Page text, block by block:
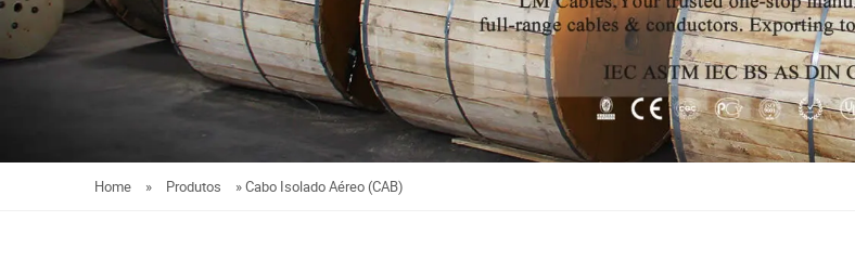
Home » Produtos »Cabo Isolado Aéreo (CAB)